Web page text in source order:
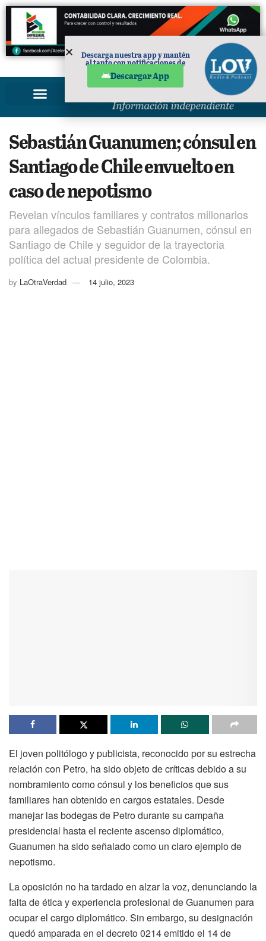
PUBLICIDAD
Sebastián Guanumen; cónsul en
Santiago de Chile envuelto en
caso de nepotismo
Revelan vínculos familiares y contratos millonarios
para allegados de Sebastián Guanumen, cónsul en
Santiago de Chile y seguidor de la trayectoria
política del actual presidente de Colombia.
by LaOtraVerdad 14 julio, 2023
El joven politólogo y publicista, reconocido por su estrecha
relación con Petro, ha sido objeto de críticas debido a su
nombramiento como cónsul y los beneficios que sus
familiares han obtenido en cargos estatales. Desde
manejar las bodegas de Petro durante su campaña
presidencial hasta el reciente ascenso diplomático,
Guanumen ha sido señalado como un claro ejemplo de
nepotismo.
La oposición no ha tardado en alzar la voz, denunciando la
falta de ética y experiencia profesional de Guanumen para
ocupar el cargo diplomático. Sin embargo, su designación
quedó amparada en el decreto 0214 emitido el 14 de
Descarga nuestra app y mantén
al tanto con notificaciones de
Descargar App